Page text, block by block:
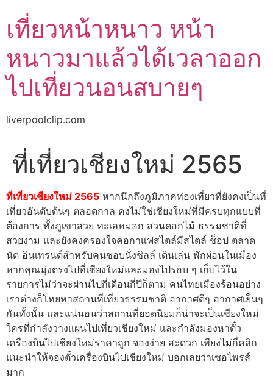
to
content
เที่ยวหน้าหนาว หน้า
หนาวมาแล้วได้เวลาออก
ไปเที่ยวนอนสบายๆ
liverpoolclip.com
ที่เที่ยวเชียงใหม่ 2565
ที่เที่ยวเชียงใหม่ 2565 หากนึกถึงภูมิภาคท่องเที่ยวที่ยังคงเป็นที่
เที่ยวอันดับต้นๆ ตลอดกาล คงไม่ใช่เชียงใหม่ที่มีครบทุกแบบที่
ต้องการ ทั้งภูเขาสวย ทะเลหมอก สวนดอกไม้ ธรรมชาติที่
สวยงาม และยังคงครองใจคอกาแฟสไตล์มีสไตล์ ช็อป ตลาด
นัด อินเทรนด์สำหรับคนชอบนั่งชิลล์ เดินเล่น พักผ่อนในเมือง
หากคุณมุ่งตรงไปที่เชียงใหม่และมองไปรอบ ๆ เก็บไว้ใน
รายการไม่ว่าจะผ่านไปกี่เดือนกี่ปีก็ตาม คนไทยเมืองร้อนอย่าง
เราต่างก็โหยหาสถานที่เที่ยวธรรมชาติ อากาศดีๆ อากาศเย็นๆ
กันทั้งนั้น และแน่นอนว่าสถานที่ยอดนิยมก็น่าจะเป็นเชียงใหม่
ใครที่กำลังวางแผนไปเที่ยวเชียงใหม่ และกำลังมองหาตั๋ว
เครื่องบินไปเชียงใหม่ราคาถูก จองง่าย สะดวก เพียงไม่กี่คลิก
แนะนำให้จองตั๋วเครื่องบินไปเชียงใหม่ บอกเลยว่าเซอไพรส์
มาก